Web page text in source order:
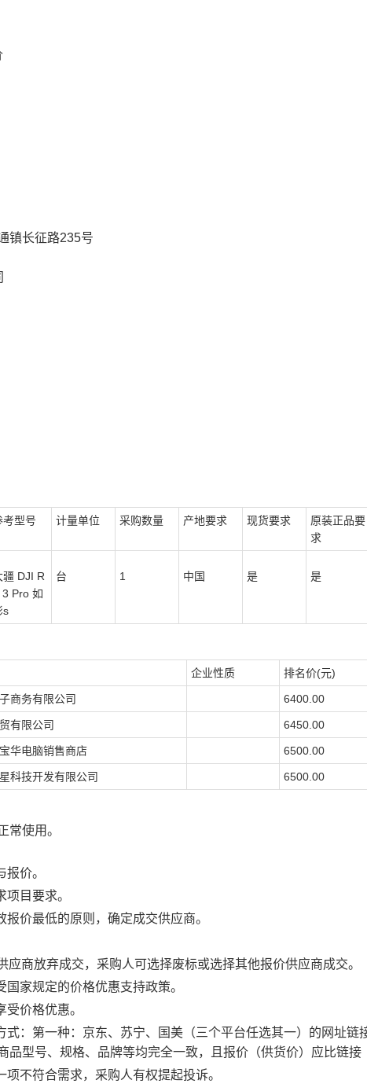
镇长征路235号
考型号 计量单位 采购数量 产地要求 现货要求
原装正品要
求
疆 DJI R
3 Pro 如
s
台 1 中国 是 是
企业性质 排名价(元)
商务有限公司 6400.00
有限公司 6450.00
华电脑销售商店 6500.00
科技开发有限公司 6500.00
常使用。
价。
目要求。
价最低的原则，确定成交供应商。
商放弃成交，采购人可选择废标或选择其他报价供应商成交。
家规定的价格优惠支持政策。
价格优惠。
：第一种：京东、苏宁、国美（三个平台任选其一）的网址
品型号、规格、品牌等均完全一致，且报价（供货价）应比链接
不符合需求，采购人有权提起投诉。